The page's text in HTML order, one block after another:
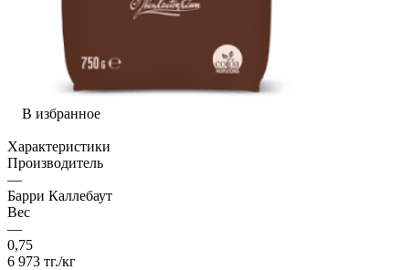
В избранное
Характеристики
Производитель
—
Барри Каллебаут
Вес
—
0,75
6 973 тг./кг